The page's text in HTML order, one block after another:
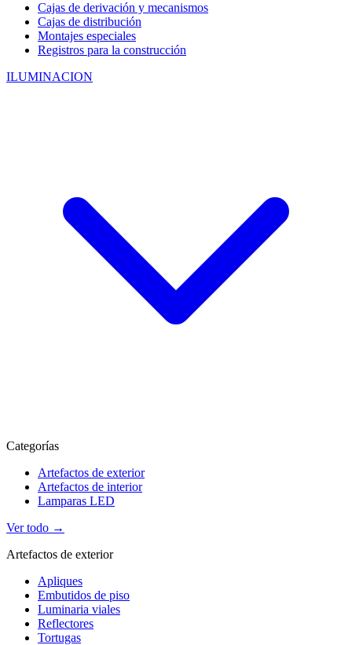
Cajas de derivación y mecanismos
Cajas de distribución
Montajes especiales
Registros para la construcción
ILUMINACION
Categorías
Artefactos de exterior
Artefactos de interior
Lamparas LED
Ver todo →
Artefactos de exterior
Apliques
Embutidos de piso
Luminaria viales
Reflectores
Tortugas